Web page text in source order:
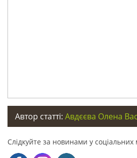
Автор статті: Авдєєва Олена
Слідкуйте за новинами у